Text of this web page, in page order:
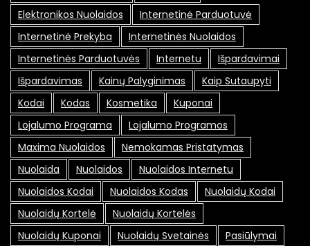
Elektronikos Nuolaidos
Internetinė Parduotuvė
Internetinė Prekyba
Internetinės Nuolaidos
Internetinės Parduotuvės
Internetu
Išpardavimai
Išpardavimas
Kainų Palyginimas
Kaip Sutaupyti
Kodai
Kodas Kosmetika
Kuponai
Lojalumo Programa
Lojalumo Programos
Maxima Nuolaidos
Nemokamas Pristatymas
Nuolaida
Nuolaidos
Nuolaidos Internetu
Nuolaidos Kodai
Nuolaidos Kodas
Nuolaidų Kodai
Nuolaidų Kortelė
Nuolaidų Kortelės
Nuolaidų Kuponai
Nuolaidų Svetainės Pasiūlymai